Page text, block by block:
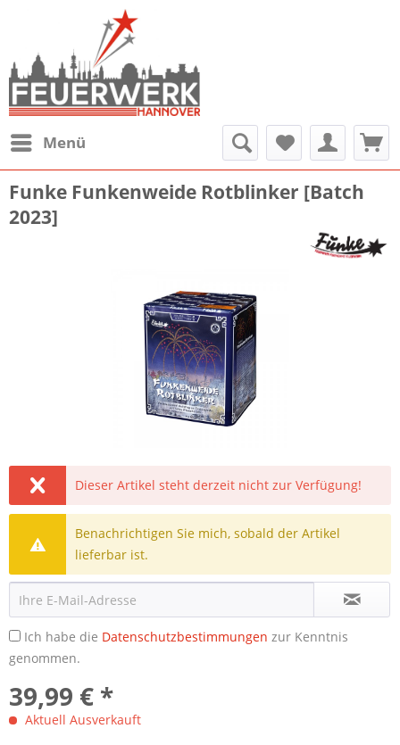
Menü
Funke Funkenweide Rotblinker [Batch
2023]
Dieser Artikel steht derzeit nicht zur Verfügung!
Benachrichtigen Sie mich, sobald der Artikel
lieferbar ist.
Ich habe die Datenschutzbestimmungen zur Kenntnis
genommen.
39,99 € *
Aktuell Ausverkauft